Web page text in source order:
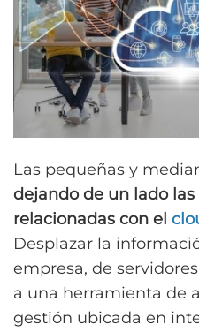
Las pequeñas y
dejando de un lado
relacionadas con el
Desplazar la
empresa, de
a una herramienta de
gestión ubicada en